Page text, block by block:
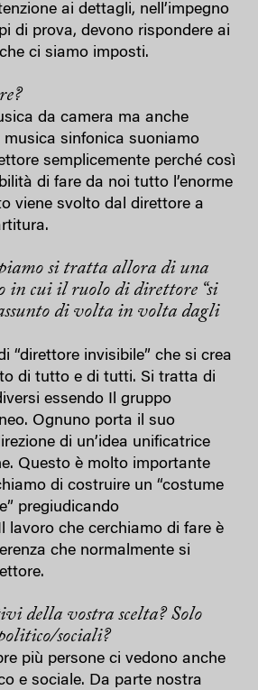
ai dettagli, nell’impegno
di prova, devono rispondere ai
ci siamo imposti.
da camera ma anche
sinfonica suoniamo
semplicemente perché così
di fare da noi tutto l’enorme
viene svolto dal direttore a
si tratta allora di una
in cui il ruolo di direttore “si
di volta in volta dagli
“direttore invisibile” che si crea
di tutto e di tutti. Si tratta di
essendo Il gruppo
Ognuno porta il suo
di un’idea unificatrice
Questo è molto importante
di costruire un “costume
pregiudicando
lavoro che cerchiamo di fare è
che normalmente si
della vostra scelta? Solo
sociali?
più persone ci vedono anche
e sociale. Da parte nostra